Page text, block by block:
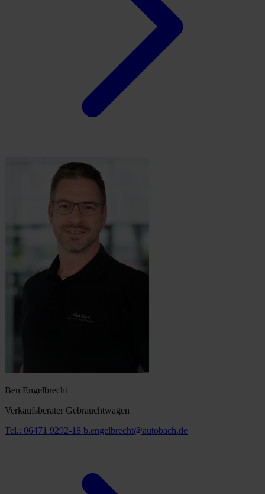
Ben Engelbrecht
Verkaufsberater Gebrauchtwagen
Tel.: 06471 9292-18 b.engelbrecht@autobach.de